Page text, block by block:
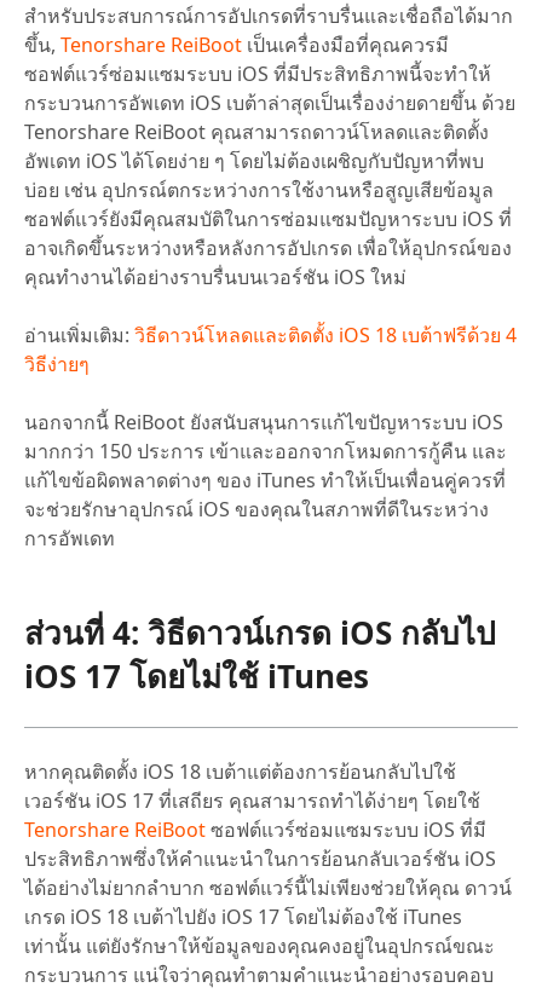
สำหรับประสบการณ์การอัปเกรดที่ราบรื่นและเชื่อถือได้มาก
ขึ้น, Tenorshare ReiBoot เป็นเครื่องมือที่คุณควรมี
ซอฟต์แวร์ซ่อมแซมระบบ iOS ที่มีประสิทธิภาพนี้จะทำให้
กระบวนการอัพเดท iOS เบต้าล่าสุดเป็นเรื่องง่ายดายขึ้น ด้วย
Tenorshare ReiBoot คุณสามารถดาวน์โหลดและติดตั้ง
อัพเดท iOS ได้โดยง่าย ๆ โดยไม่ต้องเผชิญกับปัญหาที่พบ
บ่อย เช่น อุปกรณ์ตกระหว่างการใช้งานหรือสูญเสียข้อมูล
ซอฟต์แวร์ยังมีคุณสมบัติในการซ่อมแซมปัญหาระบบ iOS ที่
อาจเกิดขึ้นระหว่างหรือหลังการอัปเกรด เพื่อให้อุปกรณ์ของ
คุณทำงานได้อย่างราบรื่นบนเวอร์ชัน iOS ใหม่
อ่านเพิ่มเติม: วิธีดาวน์โหลดและติดตั้ง iOS 18 เบต้าฟรีด้วย 4
วิธีง่ายๆ
นอกจากนี้ ReiBoot ยังสนับสนุนการแก้ไขปัญหาระบบ iOS
มากกว่า 150 ประการ เข้าและออกจากโหมดการกู้คืน และ
แก้ไขข้อผิดพลาดต่างๆ ของ iTunes ทำให้เป็นเพื่อนคู่ควรที่
จะช่วยรักษาอุปกรณ์ iOS ของคุณในสภาพที่ดีในระหว่าง
การอัพเดท
ส่วนที่ 4: วิธีดาวน์เกรด iOS กลับไป
iOS 17 โดยไม่ใช้ iTunes
หากคุณติดตั้ง iOS 18 เบต้าแต่ต้องการย้อนกลับไปใช้
เวอร์ชัน iOS 17 ที่เสถียร คุณสามารถทำได้ง่ายๆ โดยใช้
Tenorshare ReiBootซอฟต์แวร์ซ่อมแซมระบบ iOS ที่มี
ประสิทธิภาพซึ่งให้คำแนะนำในการย้อนกลับเวอร์ชัน iOS
ได้อย่างไม่ยากลำบาก ซอฟต์แวร์นี้ไม่เพียงช่วยให้คุณ ดาวน์
เกรด iOS 18 เบต้าไปยัง iOS 17 โดยไม่ต้องใช้ iTunes
เท่านั้น แต่ยังรักษาให้ข้อมูลของคุณคงอยู่ในอุปกรณ์ขณะ
กระบวนการ แน่ใจว่าคุณทำตามคำแนะนำอย่างรอบคอบ